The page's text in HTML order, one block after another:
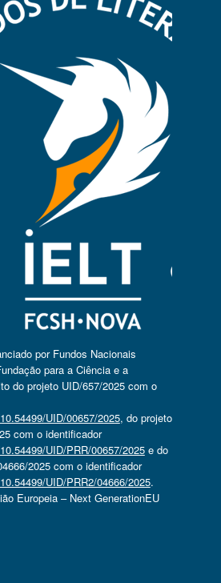
por Fundos Nacionais
para a Ciência e a
do projeto UID/657/2025 com o
UID/00657/2025, do projeto
com o identificador
UID/PRR/00657/2025e do
2025 com o identificador
UID/PRR2/04666/2025.
Europeia – Next GenerationEU